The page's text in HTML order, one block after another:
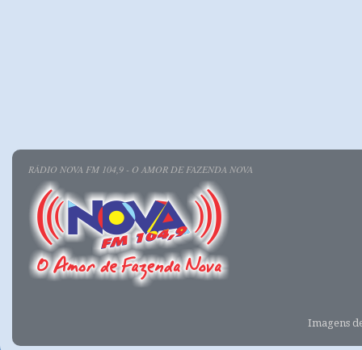
RÁDIO NOVA FM 104,9 - O AMOR DE FAZENDA NOVA
Imagens